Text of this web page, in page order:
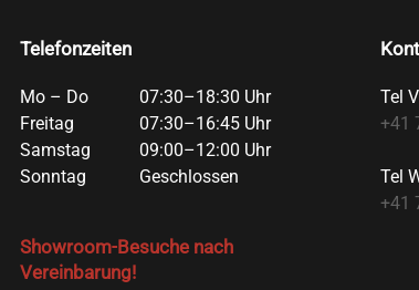
Tel
+41
Tel
+41
Telefonzeiten
Mo – Do
07:30–18:30 Uhr
Freitag
07:30–16:45 Uhr
Samstag
09:00–12:00 Uhr
Sonntag
Geschlossen
Showroom-Besuche nach
Vereinbarung!